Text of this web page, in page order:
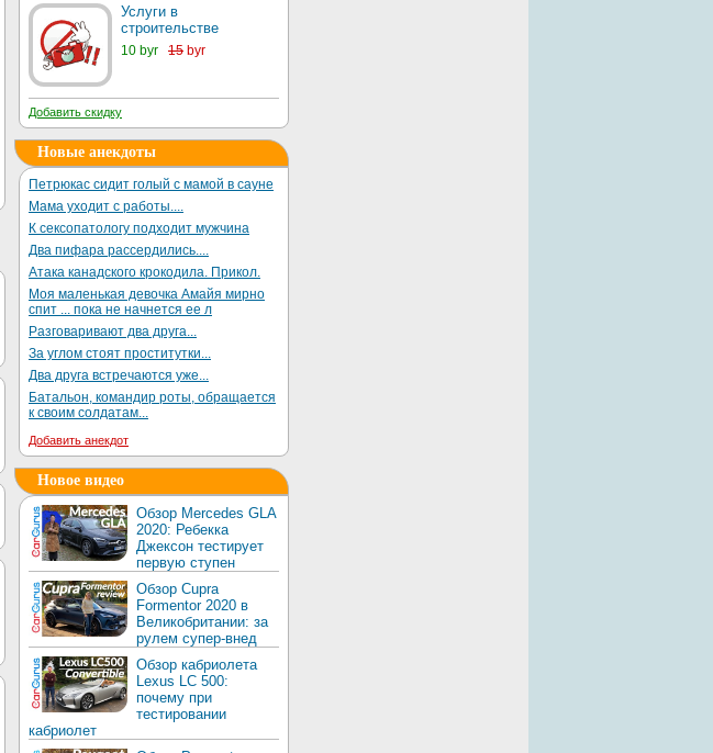
Услуги в
строительстве
10 byr 15 byr
Добавить скидку
Новые анекдоты
Петрюкас сидит голый с мамой в сауне
Мама уходит с работы....
К сексопатологу подходит мужчина
Два пифара рассердились....
Атака канадского крокодила. Прикол.
Моя маленькая девочка Амайя мирно
спит ... пока не начнется ее л
Разговаривают два друга...
За углом стоят проститутки...
Два друга встречаются уже...
Батальон, командир роты, обращается
к своим солдатам...
Добавить анекдот
Новое видео
Обзор Mercedes GLA
2020: Ребекка
Джексон тестирует
первую ступен
Обзор Cupra
Formentor 2020 в
Великобритании: за
рулем супер-внед
Обзор кабриолета
Lexus LC 500:
почему при
тестировании
кабриолет